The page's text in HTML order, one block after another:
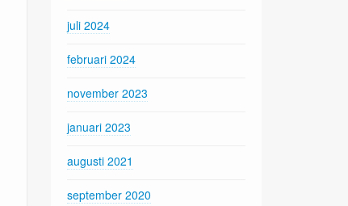
juli 2024
februari 2024
november 2023
januari 2023
augusti 2021
september 2020